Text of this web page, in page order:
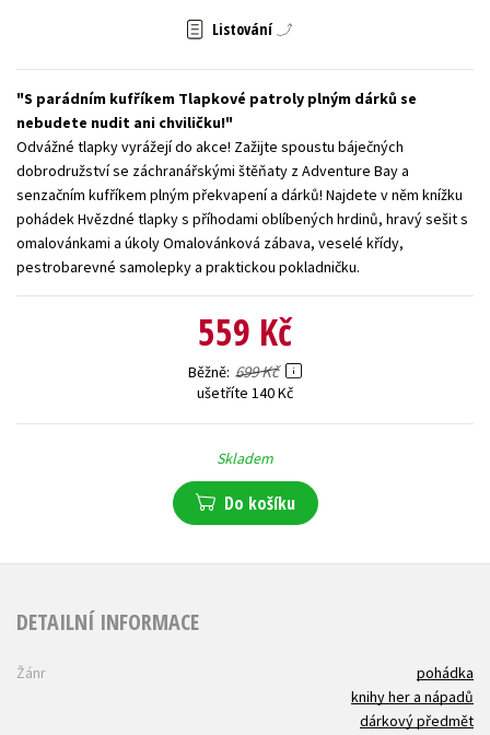
Zahraniční literatura
Listování
S parádním kufříkem Tlapkové patroly plným dárků se
nebudete nudit ani chviličku!
Odvážné tlapky vyrážejí do akce! Zažijte spoustu báječných
dobrodružství se záchranářskými štěňaty z Adventure Bay a
senzačním kufříkem plným překvapení a dárků! Najdete v něm knížku
pohádek Hvězdné tlapky s příhodami oblíbených hrdinů, hravý sešit s
omalovánkami a úkoly Omalovánková zábava, veselé křídy,
pestrobarevné samolepky a praktickou pokladničku.
559 Kč
Běžně 699 Kč
ušetříte 140 Kč
Skladem
Do košíku
DETAILNÍ INFORMACE
Žánr
pohádka
knihy her a nápadů
dárkový předmět